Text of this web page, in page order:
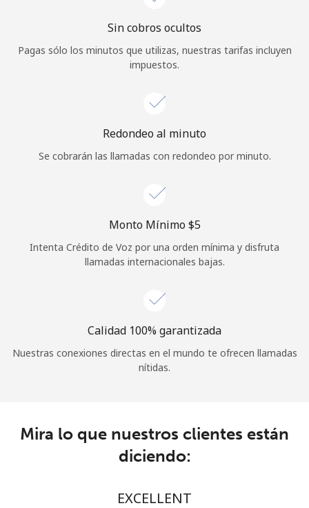
Inicia sesión oREGÍSTRATE →
¿Olvidaste tu contraseña? →
Continuar con
Sin cobros ocultos
Pagas sólo los minutos que utilizas, nuestras tarifas incluyen
impuestos.
Redondeo al minuto
Se cobrarán las llamadas con redondeo por minuto.
Monto Mínimo ⁦$5⁩
Intenta Crédito de Voz por una orden mínima y disfruta
llamadas internacionales bajas.
Calidad 100% garantizada
Nuestras conexiones directas en el mundo te ofrecen llamadas
nítidas.
Mira lo que nuestros clientes están
diciendo:
EXCELLENT